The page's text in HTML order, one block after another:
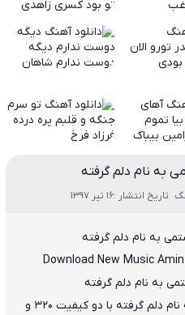
به نام دلم گرفته
تاریخ انتشار :16 تیر 1397
به نام دلم گرفته
Download New Music
به نام دلم گرفته
نام دلم گرفته
با دو کیفیت ۳۲۰ و